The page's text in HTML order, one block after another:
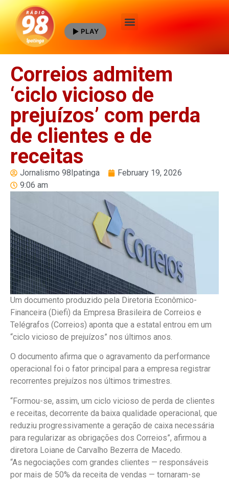
PLAY
Correios admitem
‘ciclo vicioso de
prejuízos’ com perda
de clientes e de
receitas
Jornalismo 98Ipatinga
February 19, 2026
9:06 am
Um documento produzido pela Diretoria Econômico-
Financeira (Diefi) da Empresa Brasileira de Correios e
Telégrafos (Correios) aponta que a estatal entrou em um
“ciclo vicioso de prejuízos” nos últimos anos.
O documento afirma que o agravamento da performance
operacional foi o fator principal para a empresa registrar
recorrentes prejuízos nos últimos trimestres.
“Formou-se, assim, um ciclo vicioso de perda de clientes
e receitas, decorrente da baixa qualidade operacional, que
reduziu progressivamente a geração de caixa necessária
para regularizar as obrigações dos Correios”, afirmou a
diretora Loiane de Carvalho Bezerra de Macedo.
“As negociações com grandes clientes — responsáveis
por mais de 50% da receita de vendas — tornaram-se